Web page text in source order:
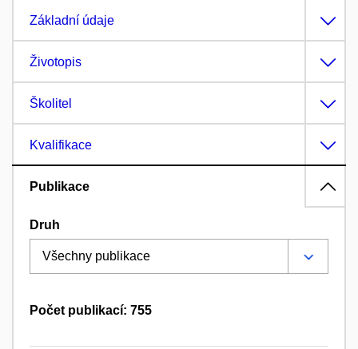
Základní údaje
Životopis
Školitel
Kvalifikace
Publikace
Druh
Počet publikací: 755